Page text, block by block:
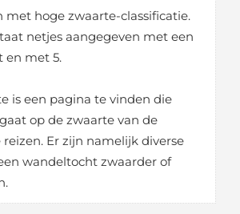
met hoge zwaarte-classificatie.
netjes aangegeven met een
en met 5.
is een pagina te vinden die
op de zwaarte van de
Er zijn namelijk diverse
wandeltocht zwaarder of